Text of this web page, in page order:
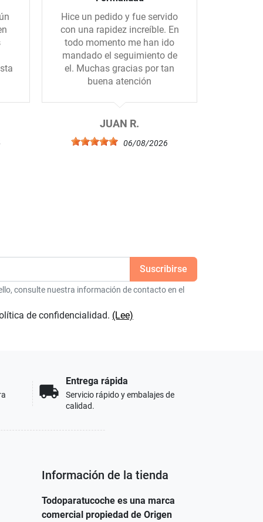
Hice un pedido y fue servido
con una rapidez increíble. En
todo momento me han ido
mandado el seguimiento de
el. Muchas gracias por tan
buena atención
JUAN R.
06/08/2026
consulte nuestra información de contacto en el
de confidencialidad. (Lee)
local_shipping
Entrega rápida
Servicio rápido y embalajes de
calidad.
Información de la tienda
Todoparatucoche es una marca
comercial propiedad de Origen